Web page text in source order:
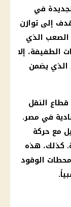
في
إلى توازن
الذي
الطفيفة، إلا
يضمن
النقل
في مصر.
مع حركة
كذلك، هذه
محطات الوقود